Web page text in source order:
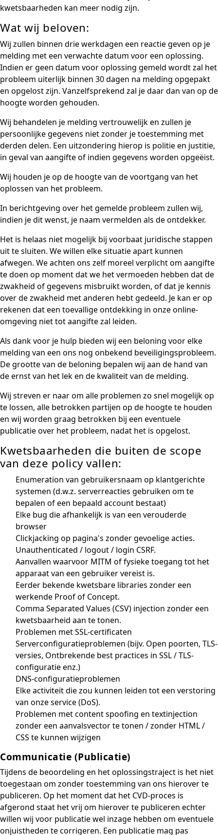
kwetsbaarheden kan meer nodig zijn.
Wat wij beloven:
Wij zullen binnen drie werkdagen een reactie geven op je
melding met een verwachte datum voor een oplossing.
Indien er geen datum voor oplossing gemeld wordt zal het
probleem uiterlijk binnen 30 dagen na melding opgepakt
en opgelost zijn. Vanzelfsprekend zal je daar dan van op de
hoogte worden gehouden.
Wij behandelen je melding vertrouwelijk en zullen je
persoonlijke gegevens niet zonder je toestemming met
derden delen. Een uitzondering hierop is politie en justitie,
in geval van aangifte of indien gegevens worden opgeëist.
Wij houden je op de hoogte van de voortgang van het
oplossen van het probleem.
In berichtgeving over het gemelde probleem zullen wij,
indien je dit wenst, je naam vermelden als de ontdekker.
Het is helaas niet mogelijk bij voorbaat juridische stappen
uit te sluiten. We willen elke situatie apart kunnen
afwegen. We achten ons zelf moreel verplicht om aangifte
te doen op moment dat we het vermoeden hebben dat de
zwakheid of gegevens misbruikt worden, of dat je kennis
over de zwakheid met anderen hebt gedeeld. Je kan er op
rekenen dat een toevallige ontdekking in onze online-
omgeving niet tot aangifte zal leiden.
Als dank voor je hulp bieden wij een beloning voor elke
melding van een ons nog onbekend beveiligingsprobleem.
De grootte van de beloning bepalen wij aan de hand van
de ernst van het lek en de kwaliteit van de melding.
Wij streven er naar om alle problemen zo snel mogelijk op
te lossen, alle betrokken partijen op de hoogte te houden
en wij worden graag betrokken bij een eventuele
publicatie over het probleem, nadat het is opgelost.
Kwetsbaarheden die buiten de scope
van deze policy vallen:
Enumeration van gebruikersnaam op klantgerichte
systemen (d.w.z. serverreacties gebruiken om te
bepalen of een bepaald account bestaat)
Elke bug die afhankelijk is van een verouderde
browser
Clickjacking op pagina's zonder gevoelige acties.
Unauthenticated / logout / login CSRF.
Aanvallen waarvoor MITM of fysieke toegang tot het
apparaat van een gebruiker vereist is.
Eerder bekende kwetsbare libraries zonder een
werkende Proof of Concept.
Comma Separated Values (CSV) injection zonder een
kwetsbaarheid aan te tonen.
Problemen met SSL-certificaten
Serverconfiguratieproblemen (bijv. Open poorten, TLS-
versies, Ontbrekende best practices in SSL / TLS-
configuratie enz.)
DNS-configuratieproblemen
Elke activiteit die zou kunnen leiden tot een verstoring
van onze service (DoS).
Problemen met content spoofing en textinjection
zonder een aanvalsvector te tonen / zonder HTML /
CSS te kunnen wijzigen
Communicatie (Publicatie)
Tijdens de beoordeling en het oplossingstraject is het niet
toegestaan om zonder toestemming van ons hierover te
publiceren. Op het moment dat het CVD-proces is
afgerond staat het vrij om hierover te publiceren echter
willen wij voor publicatie wel inzage hebben om eventuele
onjuistheden te corrigeren. Een publicatie mag pas